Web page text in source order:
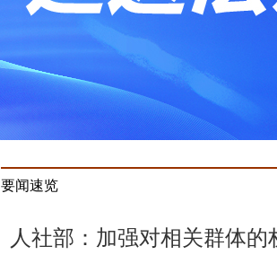
要闻速览
人社部：加强对相关群体